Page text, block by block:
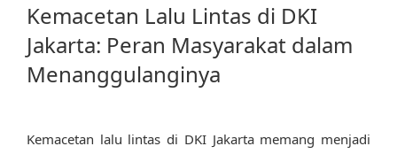
Kemacetan Lalu Lintas di DKI
Jakarta: Peran Masyarakat dalam
Menanggulanginya
Kemacetan lalu lintas di DKI Jakarta memang menjadi